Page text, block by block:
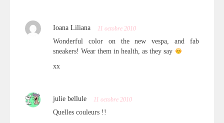
Ioana Liliana 11 octobre 2010
Wonderful color on the new vespa, and fab
sneakers! Wear them in health, as they say
xx
julie bellule 11 octobre 2010
Quelles couleurs !!